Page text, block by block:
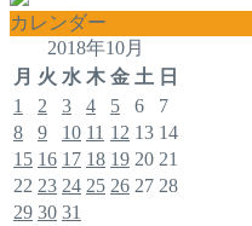
カレンダー
2018年10月
月 火 水 木 金 土 日
1
2 3 4 5 6
7
8
9 10 11 12 13 14
15 16 17 18 19 20 21
22 23 24 25 26 27 28
29 30 31